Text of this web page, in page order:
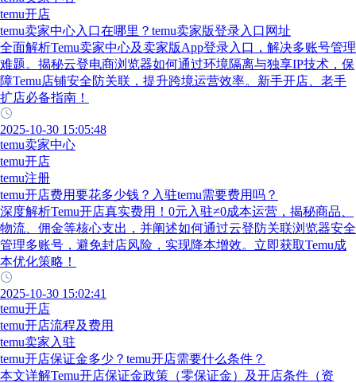
temu开店
temu卖家中心入口在哪里？temu卖家版登录入口网址
全面解析Temu卖家中心及卖家版App登录入口，解决多账号管理
难题。揭秘云登电商浏览器如何通过环境隔离与独享IP技术，保
障Temu店铺安全防关联，提升跨境运营效率。新手开店、老手
扩店必备指南！
2025-10-30 15:05:48
temu卖家中心
temu开店
temu注册
temu开店费用要花多少钱？入驻temu需要费用吗？
深度解析Temu开店真实费用！0元入驻≠0成本运营，揭秘商品、
物流、佣金等核心支出，并阐述如何通过云登防关联浏览器安全
管理多账号，避免封店风险，实现降本增效。立即获取Temu成
本优化策略！
2025-10-30 15:02:41
temu开店
temu开店流程及费用
temu卖家入驻
temu开店保证金多少？temu开店需要什么条件？
本文详解Temu开店保证金政策（零保证金）及开店条件（资